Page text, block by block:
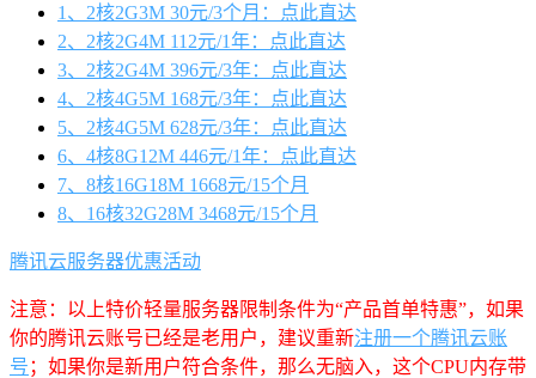
1、2核2G3M 30元/3个月：点此直达
2、2核2G4M 112元/1年：点此直达
3、2核2G4M 396元/3年：点此直达
4、2核4G5M 168元/3年：点此直达
5、2核4G5M 628元/3年：点此直达
6、4核8G12M 446元/1年：点此直达
7、8核16G18M 1668元/15个月
8、16核32G28M 3468元/15个月
腾讯云服务器优惠活动
注意：以上特价轻量服务器限制条件为“产品首单特惠”，如果
你的腾讯云账号已经是老用户，建议重新注册一个腾讯云账
号 ；如果你是新用户符合条件，那么无脑入，这个CPU内存带